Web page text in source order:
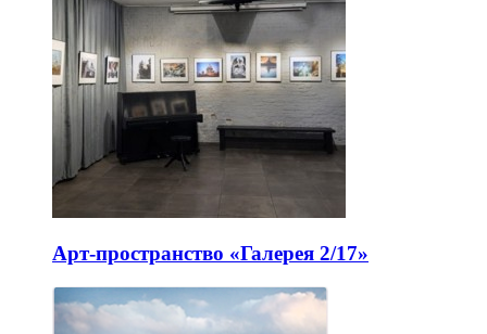
Арт-пространство «Галерея 2/17»